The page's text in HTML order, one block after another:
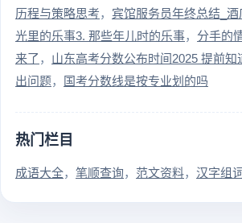
历程与策略思考
宾馆服务员年终总结_
光里的乐事3. 那些年儿时的乐事
分手的
来了
山东高考分数公布时间2025 提前知
出问题
国考分数线是按专业划的吗
热门栏目
成语大全 笔顺查询 范文资料 汉字组词